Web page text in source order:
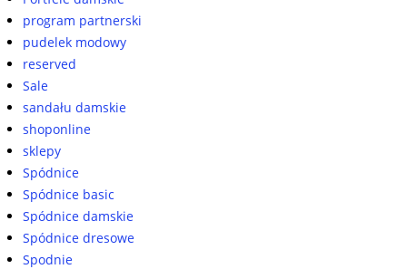
program partnerski
pudelek modowy
reserved
Sale
sandału damskie
shoponline
sklepy
Spódnice
Spódnice basic
Spódnice damskie
Spódnice dresowe
Spodnie